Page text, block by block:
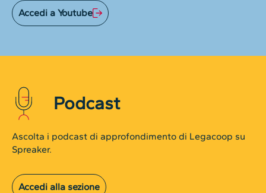
Accedi a Youtube
Podcast
Ascolta i podcast di approfondimento di Legacoop su
Spreaker.
Accedi alla sezione